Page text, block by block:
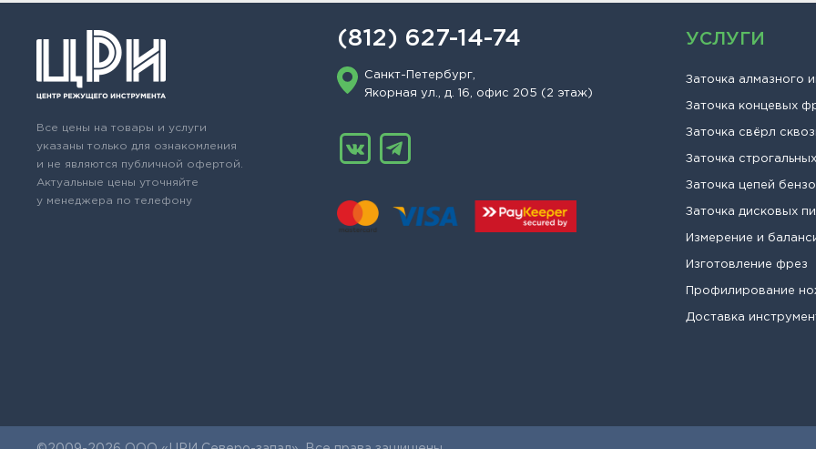
Все цены на товары и услуги
указаны только для ознакомления
и не являются публичной офертой.
Актуальные цены уточняйте
у менеджера по телефону
(812) 627-14-74
Санкт-Петербург,
Якорная ул., д. 16, офис 205 (2 этаж)
УСЛУГИ
Заточка алмазного
Заточка концевых
Заточка свёрл
Заточка
Заточка цепей
Заточка дисковых
Измерение и
Изготовление фрез
Профилирование
Доставка